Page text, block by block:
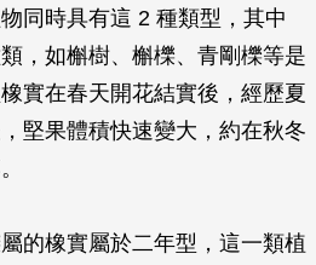
同時具有這 2 種類型，其中
，如槲樹、槲櫟、青剛櫟等是
實在春天開花結實後，經歷夏
堅果體積快速變大，約在秋冬
的橡實屬於二年型，這一類植